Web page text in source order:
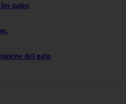
gatos
del gato